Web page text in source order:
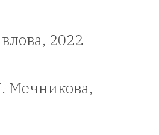
2022
Мечникова,